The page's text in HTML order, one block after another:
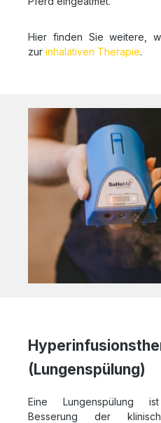
Hier finden Sie weitere,
zur inhalativen Therapie.
(Lungenspülung)
Eine Lungenspülung
Besserung der